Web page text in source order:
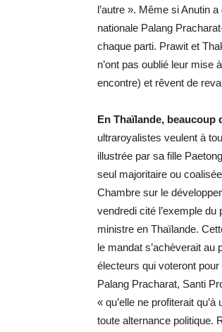
l’autre ». Même si Anutin
nationale Palang
chaque parti. Prawit et
n’ont pas oublié leur mise
encontre) et rêvent de
En Thaïlande,
ultraroyalistes veulent à
illustrée par sa fille
seul majoritaire ou
Chambre sur le
vendredi cité l’exemple
ministre en Thaïlande.
le mandat s’achèverait au
électeurs qui voteront
Palang Pracharat, Santi
« qu’elle ne profiterait
toute alternance politique.